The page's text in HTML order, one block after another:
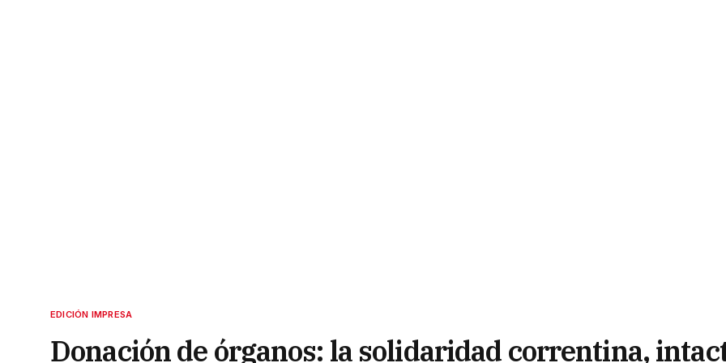
EDICIÓN IMPRESA
Donación de órganos: la solidaridad correntina,